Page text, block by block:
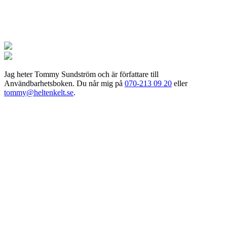
Jag heter Tommy Sundström och är författare till
Användbarhetsboken. Du når mig på 070-213 09 20 eller
tommy@heltenkelt.se.